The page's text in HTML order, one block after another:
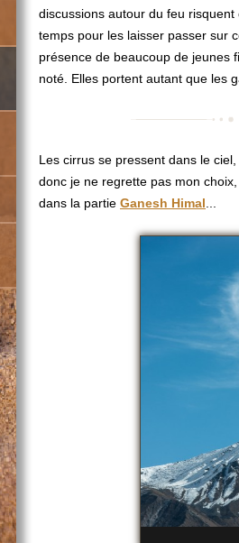
discussions autour du feu
temps pour les laisser passer sur
présence de beaucoup de jeunes
noté. Elles portent autant que les
Les cirrus se pressent dans le
donc je ne regrette pas mon
dans la partie Ganesh Himal